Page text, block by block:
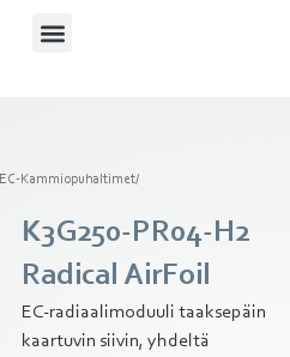
EC-Kammiopuhaltimet/
K3G250-PR04-H2
Radical AirFoil
EC-radiaalimoduuli taaksepäin
kaartuvin siivin, yhdeltä